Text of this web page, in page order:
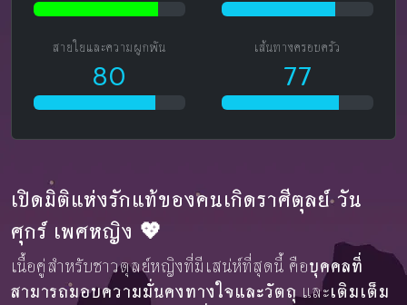
สายใยและความผูกพัน
80
เส้นทางครอบครัว
77
เปิดมิติแห่งรักแท้ของคนเกิดราศีตุลย์ วัน
ศุกร์ เพศหญิง 💖
เนื้อคู่สำหรับชาวตุลย์หญิงที่มีเสน่ห์ที่สุดนี้ คือบุคคลที่
สามารถมอบความมั่นคงทางใจและวัตถุและเติมเต็ม